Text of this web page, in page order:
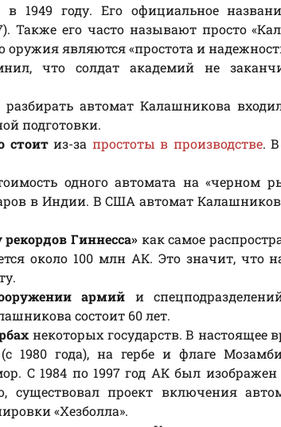
в 1949 году. Его официальное
Также его часто называют просто
являются «простота и
что солдат академий не
автомат Калашникова
подготовки.
стоитиз-за простоты в производстве.
одного автомата на «черном
в Индии. В США автомат
Гиннесса» как самое
около 100 млн АК. Это значит, что
армий и
состоит 60 лет.
некоторых государств. В настоящее
1980 года), на гербе и флаге
С 1984 по 1997 год АК был изображен
существовал проект включения
«Хезболла».